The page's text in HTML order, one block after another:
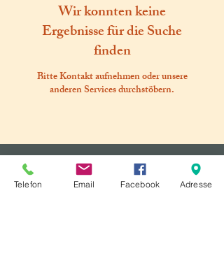
Wir konnten keine
Ergebnisse für die Suche
finden
Bitte Kontakt aufnehmen oder unsere
anderen Services durchstöbern.
Folgen Sie uns auf sozialen
Netzwerken!
Telefon Email Facebook Adresse